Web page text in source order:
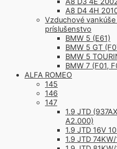
A8 D4 4H
Vzduchové vankúše
príslušenstvo
BMW 5 (E61)
BMW 5 GT
BMW 5
BMW 7 (F01,
ALFA ROMEO
145
146
147
1.9 JTD
A2.000)
1.9 JTD 16V
1.9 JTD